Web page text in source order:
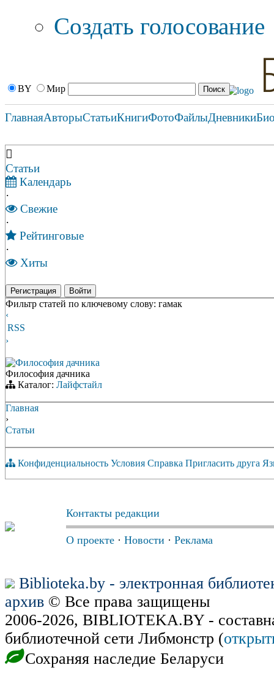
Создать голосование
BY Мир
ГлавнаяАвторыСтатьиКнигиФотоФайлыДневники
Статьи
Календарь
·
Свежие
·
Рейтинговые
·
Хиты
Регистрация Войти
Фильтр статей по ключевому слову: гамак
‹
RSS
›
Философия дачника
Философия дачника
Каталог: Лайфстайл
Главная
›
Статьи
Конфиденциальность Условия Справка Пригласить друга
Контакты редакции
О проекте · Новости · Реклама
Biblioteka.by - электронная
архив © Все права защищены
2006-2026, BIBLIOTEKA.BY -
библиотечной сети Либмонстр (
Сохраняя наследие Беларуси